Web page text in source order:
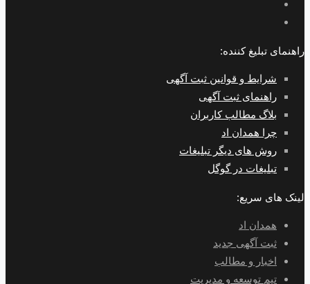
راهنمای تبلیغ کننده:
شرایط و قوانین ثبت آگهی
راهنمای ثبت آگهی
بلاگ مطالب کاربران
چرا همدان اد
روش های دیگر تبلیغات
تبلیغات در گوگل
لینک های سریع:
همدان اد
ثبت آگهی جدید
اخبار و مطالب
تیم توسعه و مدیریت